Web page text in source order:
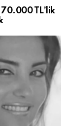
70.000 TL’lik